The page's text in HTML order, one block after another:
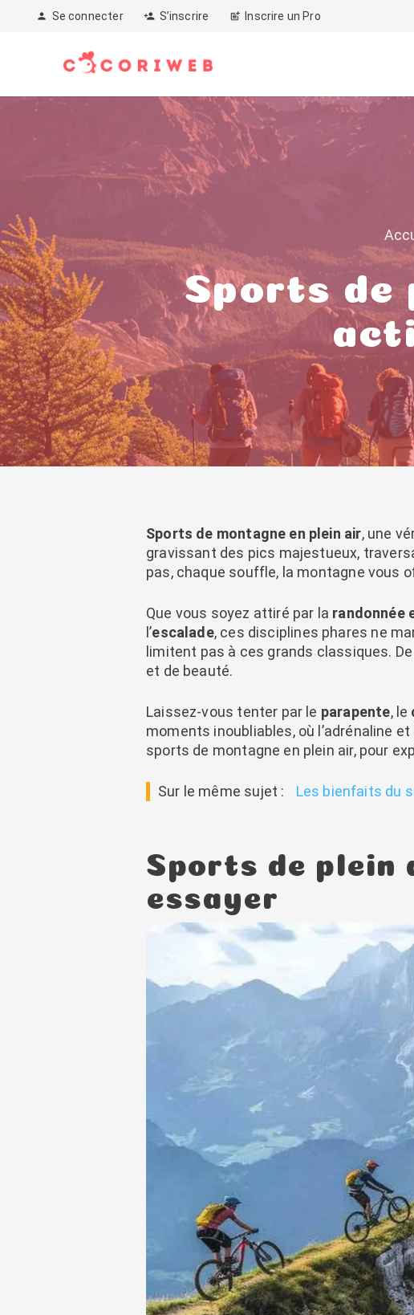
person Se connecter person_add S’inscrire post_add Inscrire un Pro
Sports de
Sports de montagne en plein air, une
gravissant des pics majestueux,
pas, chaque souffle, la montagne vous
Que vous soyez attiré par la randonnée
l’escalade, ces disciplines phares ne
limitent pas à ces grands classiques.
et de beauté.
Laissez-vous tenter par le parapente, le
moments inoubliables, où l’adrénaline
sports de montagne en plein air, pour
Sur le même sujet : Les bienfaits du
Sports de plein
essayer